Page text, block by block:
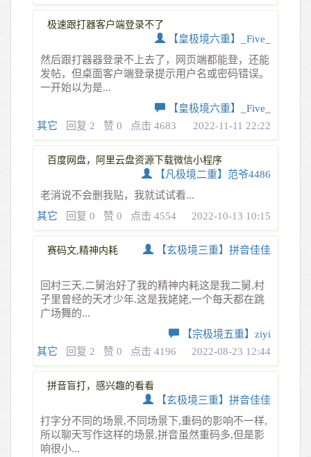
极速跟打器客户端登录不了
【皇极境六重】_Five_
然后跟打器器登录不上去了，网页端都能登，还能
发帖，但桌面客户端登录提示用户名或密码错误。
一开始以为是...
【皇极境六重】_Five_
2022-11-11 22:22
其它 回复 2 赞 0 点击 4683
百度网盘，阿里云盘资源下载微信小程序
【凡极境二重】范爷4486
老消说不会删我贴，我就试试看...
2022-10-13 10:15
其它 回复 0 赞 0 点击 4554
赛码文,精神内耗 【玄极境三重】拼音佳佳
回村三天,二舅治好了我的精神内耗这是我二舅,村
子里曾经的天才少年.这是我姥姥,一个每天都在跳
广场舞的...
【宗极境五重】ziyi
2022-08-23 12:44
其它 回复 2 赞 0 点击 4196
拼音盲打，感兴趣的看看
【玄极境三重】拼音佳佳
打字分不同的场景,不同场景下,重码的影响不一样,
所以聊天写作这样的场景,拼音虽然重码多,但是影
响很小...